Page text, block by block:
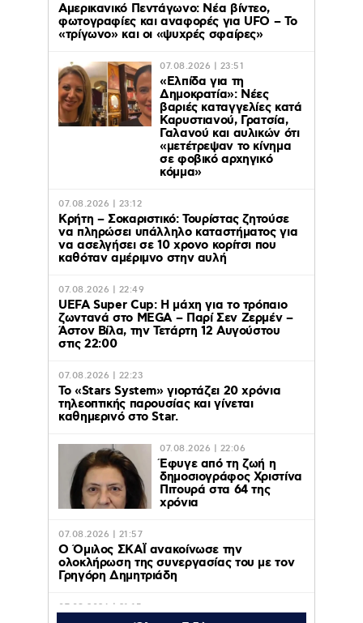
Αμερικανικό Πεντάγωνο: Νέα βίντεο,
φωτογραφίες και αναφορές για UFO – Το
«τρίγωνο» και οι «ψυχρές σφαίρες»
07.08.2026 | 23:51
«Ελπίδα για τη
Δημοκρατία»: Νέες
βαριές καταγγελίες κατά
Καρυστιανού, Γρατσία,
Γαλανού και αυλικών ότι
«μετέτρεψαν το κίνημα
σε φοβικό αρχηγικό
κόμμα»
07.08.2026 | 23:12
Κρήτη – Σοκαριστικό: Τουρίστας ζητούσε
να πληρώσει υπάλληλο καταστήματος για
να ασελγήσει σε 10 χρονο κορίτσι που
καθόταν αμέριμνο στην αυλή
07.08.2026 | 22:49
UEFA Super Cup: Η μάχη για το τρόπαιο
ζωντανά στο MEGA – Παρί Σεν Ζερμέν –
Άστον Βίλα, την Τετάρτη 12 Αυγούστου
στις 22:00
07.08.2026 | 22:23
Το «Stars System» γιορτάζει 20 χρόνια
τηλεοπτικής παρουσίας και γίνεται
καθημερινό στο Star.
07.08.2026 | 22:06
Έφυγε από τη ζωή η
δημοσιογράφος Χριστίνα
Πιτουρά στα 64 της
χρόνια
07.08.2026 | 21:57
Ο Όμιλος ΣΚΑΪ ανακοίνωσε την
ολοκλήρωση της συνεργασίας του με τον
Γρηγόρη Δημητριάδη
07.08.2026 | 21:15